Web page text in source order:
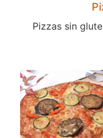
Pizzas sin